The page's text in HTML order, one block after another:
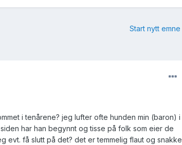
Start nytt emne
i tenårene? jeg lufter ofte hunden min (baron) i
har han begynnt og tisse på folk som eier de
evt. få slutt på det? det er temmelig flaut og snakke